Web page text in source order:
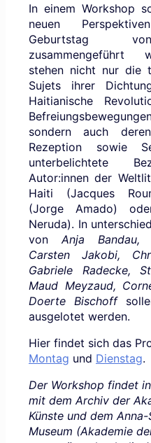
In einem Workshop
neuen
Geburtstag
zusammengeführt
stehen nicht nur die
Sujets ihrer
Haitianische
sondern auch
Rezeption sowie
unterbelichtete
Autor:innen der
Haiti (Jacques
(Jorge Amado)
Neruda). In
von Anja Bandau,
Carsten Jakobi,
Gabriele Radecke,
Maud Meyzaud,
Doerte Bischoff
ausgelotet werden.
Hier findet sich das
Montag und Dienstag.
Der Workshop findet
mit dem Archiv der
Künste und dem
Museum (Akademie